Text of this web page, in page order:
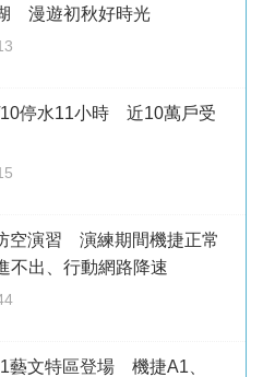
漫遊初秋好時光
停水11小時 近10萬戶受
空演習 演練期間機捷正常
不出、行動網路降速
藝文特區登場 機捷A1、